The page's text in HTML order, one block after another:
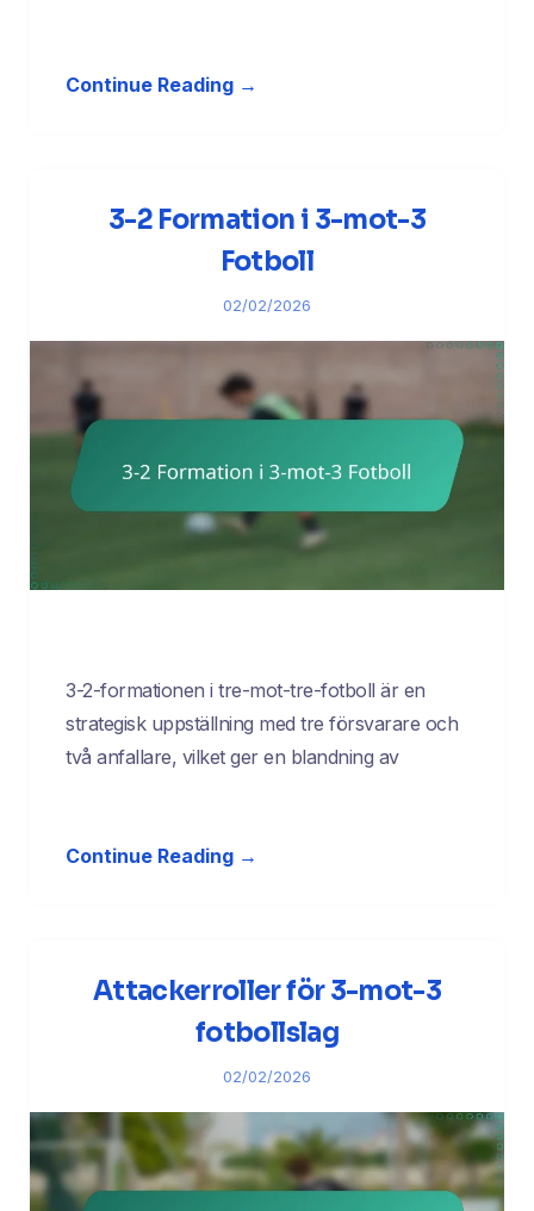
Continue Reading →
3-2 Formation i 3-mot-3
Fotboll
02/02/2026
3-2-formationen i tre-mot-tre-fotboll är en
strategisk uppställning med tre försvarare och
två anfallare, vilket ger en blandning av
Continue Reading →
Attackerroller för 3-mot-3
fotbollslag
02/02/2026